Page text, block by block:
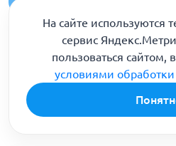
Отзывы наших
На сайте используются
сервис
пользоваться сайтом,
условиями